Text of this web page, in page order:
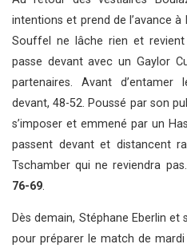
intentions et prend de l’avance
Souffel ne lâche rien et
passe devant avec un Gaylor
partenaires. Avant
devant, 48-52. Poussé par son
s’imposer et emmené par un
passent devant et distancent
Tschamber qui ne reviendra
76-69.
Dès demain, Stéphane Eberlin
pour préparer le match de